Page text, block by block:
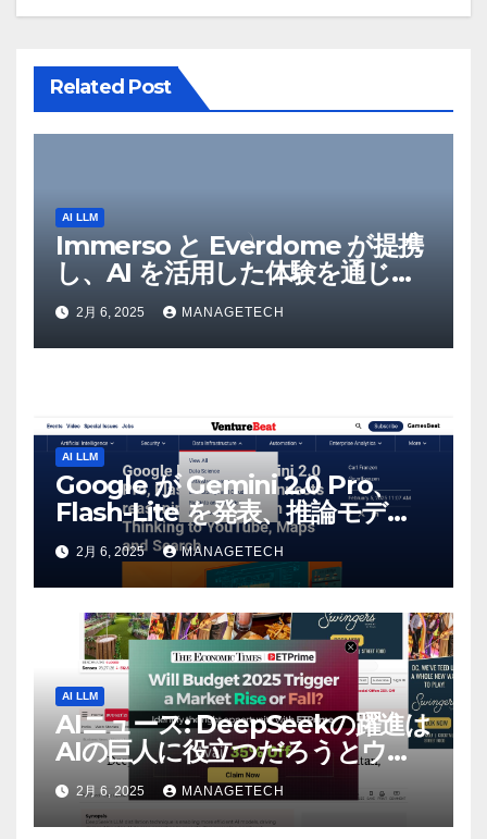
Related Post
AI LLM
Immerso と Everdome が提携
し、AI を活用した体験を通じて
メタバースのイノベーションを
推進 – Intelligent CIO APAC
2月 6, 2025 MANAGETECH
AI LLM
Google が Gemini 2.0 Pro、
Flash-Lite を発表、推論モデル
Flash Thinking を YouTube、
マップ、検索に接続 |
VentureBeat
2月 6, 2025 MANAGETECH
AI LLM
AIニュース: DeepSeekの躍進は
AIの巨人に役立つだろうとウォ
ール街のアナリストが語る –
The Economic Times
2月 6, 2025 MANAGETECH